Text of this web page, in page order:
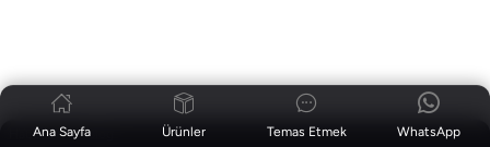
Haberler | Blog
Ana Sayfa Ürünler WhatsApp
Temas Etmek